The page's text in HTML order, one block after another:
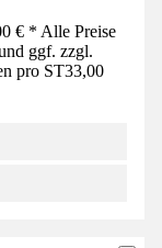
€ * Alle Preise
ggf. zzgl.
pro ST33,00